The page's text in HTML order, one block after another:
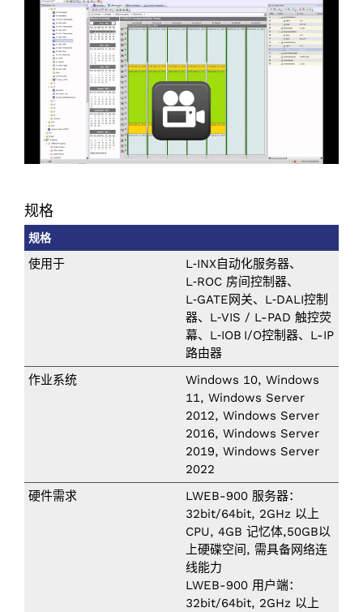
规格
规格
使用于
L‑INX自动化服务器、
L‑ROC 房间控制器、
L‑GATE网关、L‑DALI控制
器、L‑VIS / L-PAD 触控荧
幕、L‑IOB I/‌O控制器、L-IP
路由器
作业系统
Windows 10, Windows
11, Windows Server
2012, Windows Server
2016, Windows Server
2019, Windows Server
2022
硬件需求
LWEB-900 服务器：
32bit/64bit, 2GHz 以上
CPU, 4GB 记忆体,50GB以
上硬碟空间, 需具备网络连
线能力
LWEB-900 用户端：
32bit/64bit, 2GHz 以上